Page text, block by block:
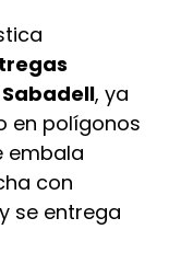
, ya
en polígonos
embala
con
se entrega